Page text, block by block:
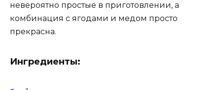
невероятно простые в приготовлении, а
комбинация с ягодами и медом просто
прекрасна.
Ингредиенты: